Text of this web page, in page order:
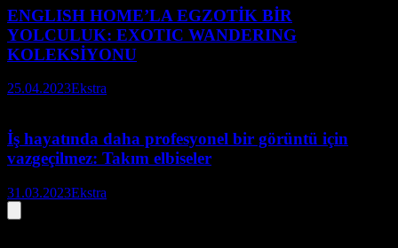
ENGLISH HOME’LA EGZOTİK BİR
YOLCULUK: EXOTIC WANDERING
KOLEKSİYONU
25.04.2023Ekstra
İş hayatında daha profesyonel bir görüntü için
vazgeçilmez: Takım elbiseler
31.03.2023Ekstra